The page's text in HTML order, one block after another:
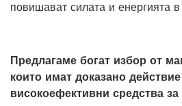
повишават силата и енергията
Предлагаме богат избор от
които имат доказано
високоефективни средства